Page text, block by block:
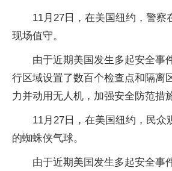
11月27日，在美国纽约，警察
现场值守。
由于近期美国发生多起安全事
行区域设置了数百个检查点和隔离
力并动用无人机，加强安全防范措
11月27日，在美国纽约，民众
的蜘蛛侠气球。
由于近期美国发生多起安全事